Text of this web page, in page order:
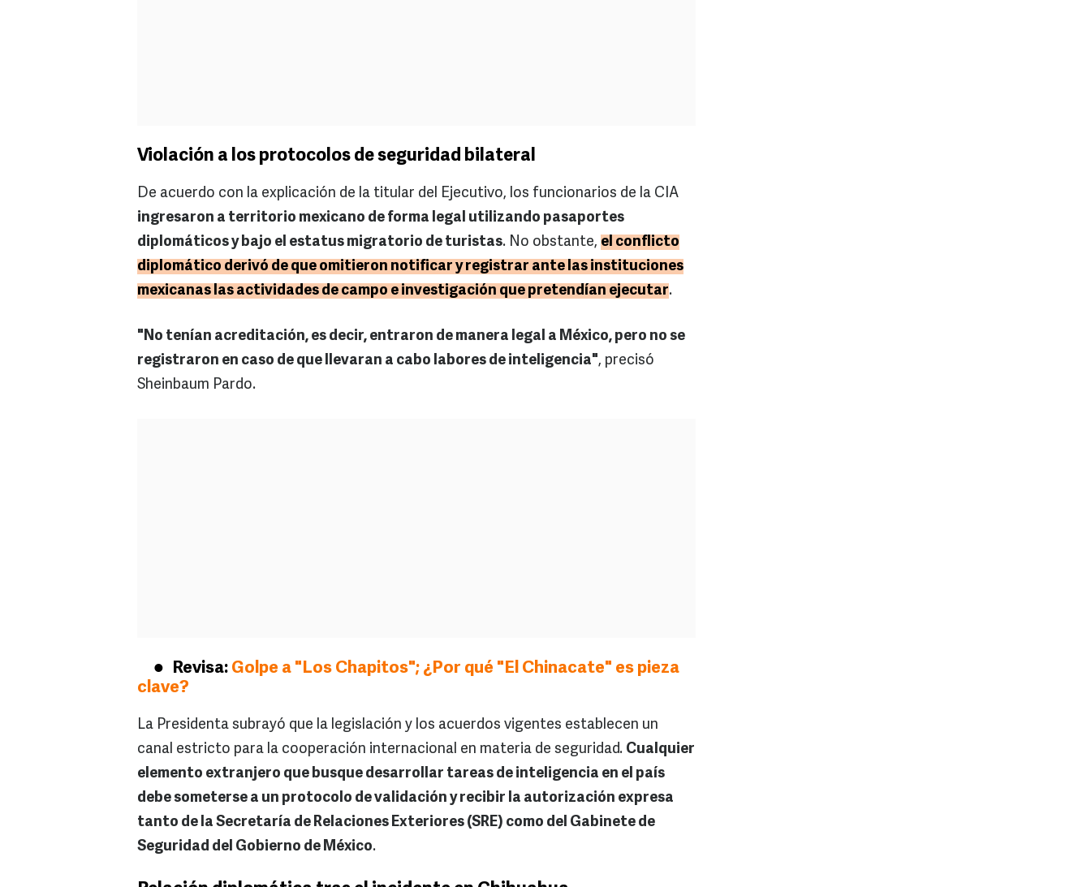
Violación a los protocolos de seguridad bilateral
De acuerdo con la explicación de la titular del Ejecutivo, los funcionarios de la CIA
ingresaron a territorio mexicano de forma legal utilizando pasaportes
diplomáticos y bajo el estatus migratorio de turistas. No obstante, el conflicto
diplomático derivó de que omitieron notificar y registrar ante las instituciones
mexicanas las actividades de campo e investigación que pretendían ejecutar.
"No tenían acreditación, es decir, entraron de manera legal a México, pero no se
registraron en caso de que llevaran a cabo labores de inteligencia", precisó
Sheinbaum Pardo.
Revisa: Golpe a "Los Chapitos"; ¿Por qué "El Chinacate" es pieza
clave?
La Presidenta subrayó que la legislación y los acuerdos vigentes establecen un
canal estricto para la cooperación internacional en materia de seguridad. Cualquier
elemento extranjero que busque desarrollar tareas de inteligencia en el país
debe someterse a un protocolo de validación y recibir la autorización expresa
tanto de la Secretaría de Relaciones Exteriores (SRE) como del Gabinete de
Seguridad del Gobierno de México.